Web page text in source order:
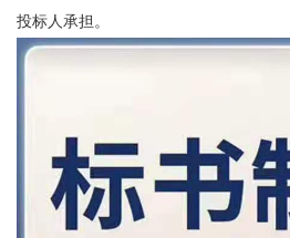
投标人承担。